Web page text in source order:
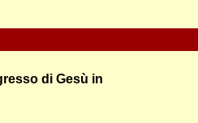
di Gesù in